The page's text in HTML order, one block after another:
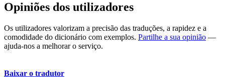
Opiniões dos utilizadores
Os utilizadores valorizam a precisão das traduções, a rapidez e a
comodidade do dicionário com exemplos. Partilhe a sua opinião —
ajuda-nos a melhorar o serviço.
Baixar o tradutor